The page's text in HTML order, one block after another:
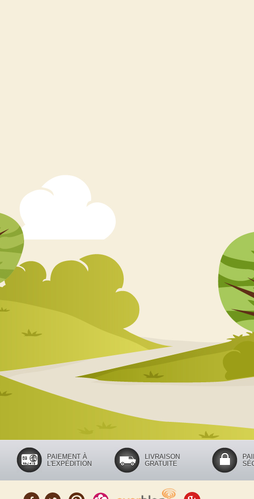
PAIEMENT À
L'EXPÉDITION
LIVRAISON
GRATUITE